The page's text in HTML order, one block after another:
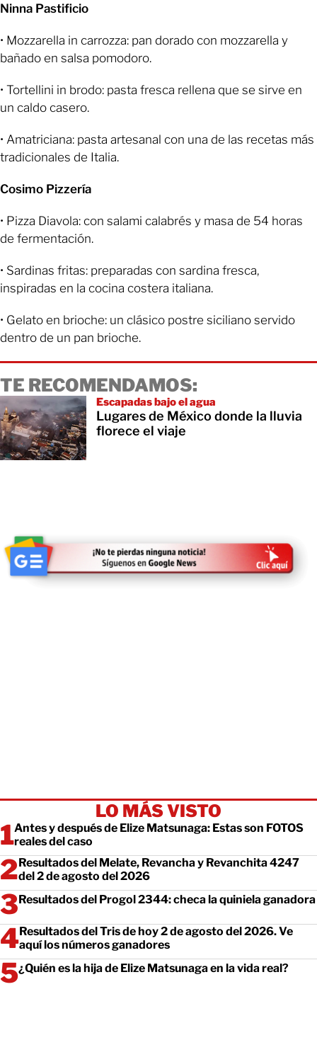
Ninna Pastificio
• Mozzarella in carrozza: pan dorado con mozzarella y
bañado en salsa pomodoro.
• Tortellini in brodo: pasta fresca rellena que se sirve en
un caldo casero.
• Amatriciana: pasta artesanal con una de las recetas más
tradicionales de Italia.
Cosimo Pizzería
• Pizza Diavola: con salami calabrés y masa de 54 horas
de fermentación.
• Sardinas fritas: preparadas con sardina fresca,
inspiradas en la cocina costera italiana.
• Gelato en brioche: un clásico postre siciliano servido
dentro de un pan brioche.
TE RECOMENDAMOS:
Escapadas bajo el agua
Lugares de México donde la lluvia
florece el viaje
LO MÁS VISTO
Antes y después de Elize Matsunaga: Estas son FOTOS
reales del caso
Resultados del Melate, Revancha y Revanchita 4247
del 2 de agosto del 2026
Resultados del Progol 2344: checa la quiniela ganadora
Resultados del Tris de hoy 2 de agosto del 2026. Ve
aquí los números ganadores
¿Quién es la hija de Elize Matsunaga en la vida real?